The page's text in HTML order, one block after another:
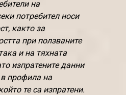
на
потребител носи
както за
при ползваните
и на тяхната
изпратените данни
в профила на
те са изпратени.